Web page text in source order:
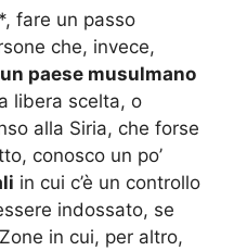
fare un passo
che, invece,
un paese musulmano
libera scelta, o
alla Siria, che forse
conosco un po’
in cui c’è un controllo
indossato, se
in cui, per altro,